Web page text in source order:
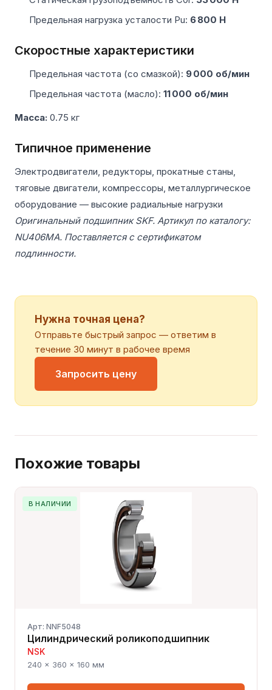
Предельная нагрузка усталости Pu: 6 800 Н
Скоростные характеристики
Предельная частота (со смазкой): 9 000 об/мин
Предельная частота (масло): 11 000 об/мин
Масса: 0.75 кг
Типичное применение
Электродвигатели, редукторы, прокатные станы,
тяговые двигатели, компрессоры, металлургическое
оборудование — высокие радиальные нагрузки
Оригинальный подшипник SKF. Артикул по каталогу:
NU406MA. Поставляется с сертификатом
подлинности.
Нужна точная цена?
Отправьте быстрый запрос — ответим в
течение 30 минут в рабочее время
Запросить цену
Похожие товары
В НАЛИЧИИ
Арт: NNF5048
Цилиндрический роликоподшипник
NSK
240 × 360 × 160 мм